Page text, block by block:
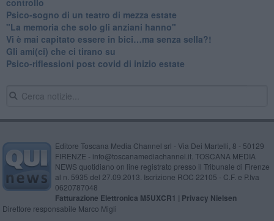
​Psico-sogno di un teatro di mezza estate
"La memoria che solo gli anziani hanno"
​Vi è mai capitato essere in bici…ma senza sella?!
​Gli ami(ci) che ci tirano su
Psico-riflessioni post covid di inizio estate
Editore Toscana Media Channel srl - Via Dei Martelli, 8 - 50129
FIRENZE - info@toscanamediachannel.it. TOSCANA MEDIA
NEWS quotidiano on line registrato presso il Tribunale di Firenze
al n. 5935 del 27.09.2013. Iscrizione ROC 22105 - C.F. e P.Iva
0620787048
Fatturazione Elettronica M5UXCR1 | Privacy Nielsen
Direttore responsabile Marco Migli